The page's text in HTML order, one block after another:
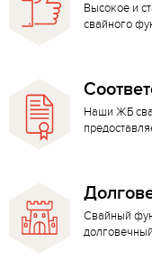
Высокое и
свайного
Наши ЖБ
Свайный